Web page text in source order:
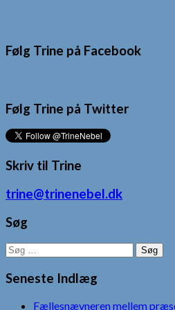
Følg Trine på Facebook
Følg Trine på Twitter
Skriv til Trine
trine@trinenebel.dk
Søg
Søg
efter:
Seneste Indlæg
Fællesnævneren mellem